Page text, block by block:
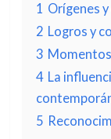
1 Orígenes
2 Logros y
3
4 La
5